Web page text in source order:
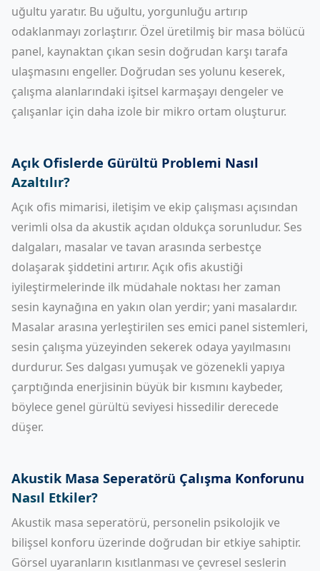
uğultu yaratır. Bu uğultu, yorgunluğu artırıp
odaklanmayı zorlaştırır. Özel üretilmiş bir masa bölücü
panel, kaynaktan çıkan sesin doğrudan karşı tarafa
ulaşmasını engeller. Doğrudan ses yolunu keserek,
çalışma alanlarındaki işitsel karmaşayı dengeler ve
çalışanlar için daha izole bir mikro ortam oluşturur.
Açık Ofislerde Gürültü Problemi Nasıl
Azaltılır?
Açık ofis mimarisi, iletişim ve ekip çalışması açısından
verimli olsa da akustik açıdan oldukça sorunludur. Ses
dalgaları, masalar ve tavan arasında serbestçe
dolaşarak şiddetini artırır. Açık ofis akustiği
iyileştirmelerinde ilk müdahale noktası her zaman
sesin kaynağına en yakın olan yerdir; yani masalardır.
Masalar arasına yerleştirilen ses emici panel sistemleri,
sesin çalışma yüzeyinden sekerek odaya yayılmasını
durdurur. Ses dalgası yumuşak ve gözenekli yapıya
çarptığında enerjisinin büyük bir kısmını kaybeder,
böylece genel gürültü seviyesi hissedilir derecede
düşer.
Akustik Masa Seperatörü Çalışma Konforunu
Nasıl Etkiler?
Akustik masa seperatörü, personelin psikolojik ve
bilişsel konforu üzerinde doğrudan bir etkiye sahiptir.
Görsel uyaranların kısıtlanması ve çevresel seslerin